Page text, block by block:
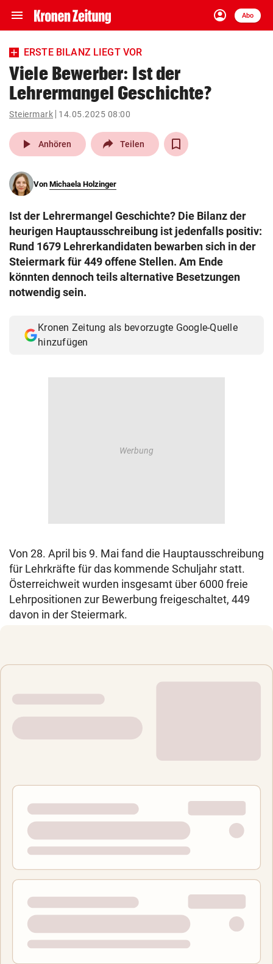
menu Navigation
ein-/ausklappen
account_circle
Anmelden
Abo
close Schließen
account_circle Anmelden
arrow_right
pin_drop
Wien arrow_right
search
eingeben
Muthgasse 2, 1190 Wien
ERSTE BILANZ LIEGT VOR
Viele Bewerber: Ist der
Lehrermangel Geschichte?
Steiermark 14.05.2025 08:00
play_arrow Anhören Teilen
Von Michaela Holzinger
Ist der Lehrermangel Geschichte? Die Bilanz der
heurigen Hauptausschreibung ist jedenfalls positiv:
Rund 1679 Lehrerkandidaten bewarben sich in der
Steiermark für 449 offene Stellen. Am Ende
könnten dennoch teils alternative Besetzungen
notwendig sein.
Kronen Zeitung als bevorzugte Google-Quelle
hinzufügen
Von 28. April bis 9. Mai fand die Hauptausschreibung
für Lehrkräfte für das kommende Schuljahr statt.
Österreichweit wurden insgesamt über 6000 freie
Lehrpositionen zur Bewerbung freigeschaltet, 449
davon in der Steiermark.